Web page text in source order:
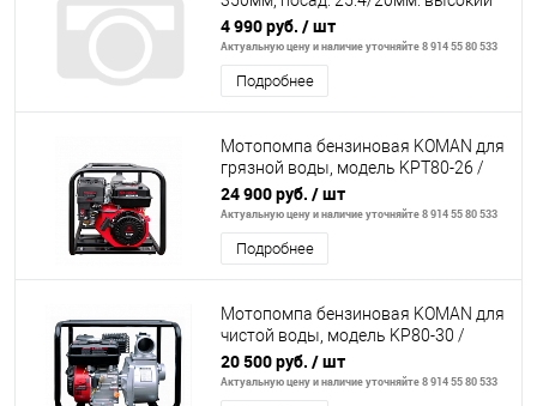
ресурс
4 990 руб. / шт
Актуальную цену и наличие уточняйте 8 914 55 80 533
Подробнее
Мотопомпа бензиновая KOMAN для
грязной воды, модель KPТ80-26 /
ф80мм/ 1300л/мин.
24 900 руб. / шт
Актуальную цену и наличие уточняйте 8 914 55 80 533
Подробнее
Мотопомпа бензиновая KOMAN для
чистой воды, модель KP80-30 /
ф80мм/ 1000л/мин
20 500 руб. / шт
Актуальную цену и наличие уточняйте 8 914 55 80 533